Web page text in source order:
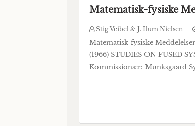
Matematisk-fysiske
Stig Veibel & J. Ilum Nielsen
Matematisk-fysiske
(1966) STUDIES ON FUSED
Kommissionær: Munksgaard